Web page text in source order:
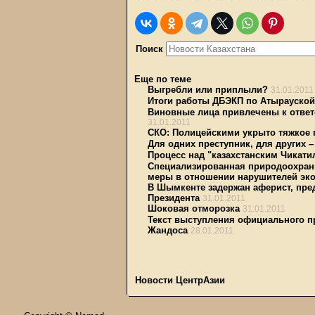
Поиск
Еще по теме
Выгребли или приплыли? 31.01.2011
Итоги работы ДБЭКП по Атырауской
Виновные лица привлечены к
31.01.2011
СКО: Полицейскими укрыто тяжкое
Для одних преступник, для других –
Процесс над "казахстанским
Специализированная
меры в отношении нарушителей
В Шымкенте задержан аферист,
Президента 31.01.2011
Шоковая отморозка 31.01.2011
Текст выступления официального
Жандоса 28.01.2011
Новости ЦентрАзии